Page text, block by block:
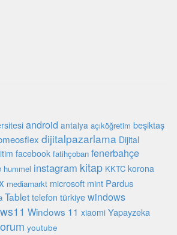
android antalya açıköğretim beşiktaş
dijitalpazarlama Dijital
facebook fatihçoban fenerbahçe
hummel instagram kitap KKTC korona
mediamarkt microsoft mint Pardus
Tablet telefon türkiyewindows
Windows 11 xiaomi Yapayzeka
youtube